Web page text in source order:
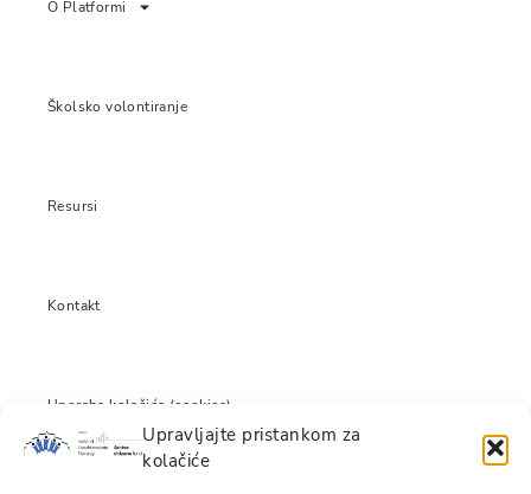
Upravljajte pristankom za
kolačiće
O Platformi
Školsko volontiranje
Resursi
Kontakt
Uporaba kolačića (cookies)